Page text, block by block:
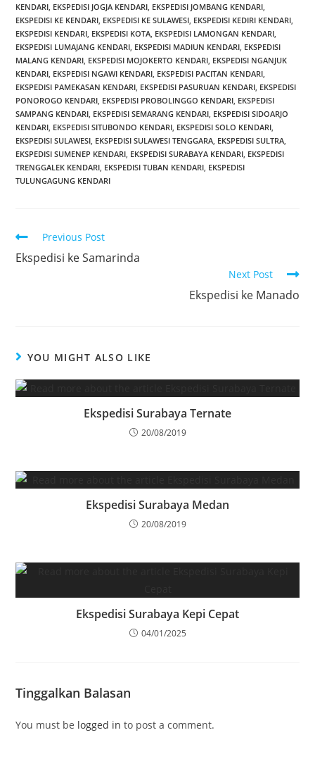
KENDARI, EKSPEDISI JOGJA KENDARI, EKSPEDISI JOMBANG KENDARI,
EKSPEDISI KE KENDARI, EKSPEDISI KE SULAWESI, EKSPEDISI KEDIRI KENDARI,
EKSPEDISI KENDARI, EKSPEDISI KOTA, EKSPEDISI LAMONGAN KENDARI,
EKSPEDISI LUMAJANG KENDARI, EKSPEDISI MADIUN KENDARI, EKSPEDISI
MALANG KENDARI, EKSPEDISI MOJOKERTO KENDARI, EKSPEDISI NGANJUK
KENDARI, EKSPEDISI NGAWI KENDARI, EKSPEDISI PACITAN KENDARI,
EKSPEDISI PAMEKASAN KENDARI, EKSPEDISI PASURUAN KENDARI, EKSPEDISI
PONOROGO KENDARI, EKSPEDISI PROBOLINGGO KENDARI, EKSPEDISI
SAMPANG KENDARI, EKSPEDISI SEMARANG KENDARI, EKSPEDISI SIDOARJO
KENDARI, EKSPEDISI SITUBONDO KENDARI, EKSPEDISI SOLO KENDARI,
EKSPEDISI SULAWESI, EKSPEDISI SULAWESI TENGGARA, EKSPEDISI SULTRA,
EKSPEDISI SUMENEP KENDARI, EKSPEDISI SURABAYA KENDARI, EKSPEDISI
TRENGGALEK KENDARI, EKSPEDISI TUBAN KENDARI, EKSPEDISI
TULUNGAGUNG KENDARI
Previous Post
Ekspedisi ke Samarinda
Next Post
Ekspedisi ke Manado
YOU MIGHT ALSO LIKE
Ekspedisi Surabaya Ternate
20/08/2019
Ekspedisi Surabaya Medan
20/08/2019
Ekspedisi Surabaya Kepi Cepat
04/01/2025
Tinggalkan Balasan
You must be logged in to post a comment.